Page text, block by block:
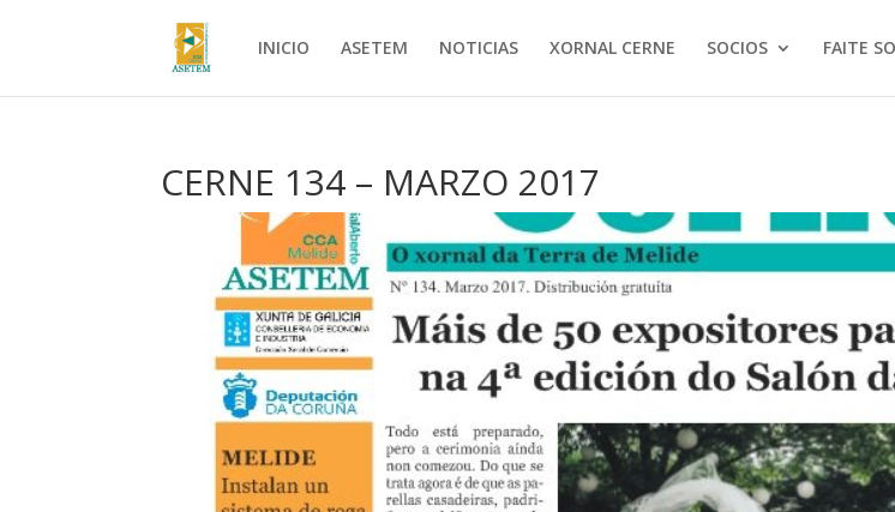
INICIO ASETEM NOTICIAS XORNAL CERNE SOCIOS FAITE
CERNE 134 – MARZO 2017